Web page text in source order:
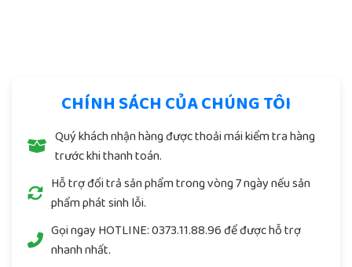
CHÍNH SÁCH CỦA CHÚNG TÔI
Quý khách nhận hàng được thoải mái kiểm tra hàng
trước khi thanh toán.
Hỗ trợ đổi trả sản phẩm trong vòng 7 ngày nếu sản
phẩm phát sinh lỗi.
Gọi ngay HOTLINE: 0373.11.88.96để được hỗ trợ
nhanh nhất.